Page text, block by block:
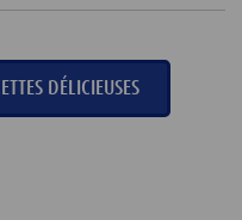
DÉLICIEUSES